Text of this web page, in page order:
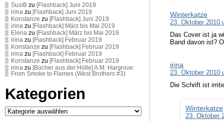
SusiB zu [Flashback] Juni 2019
irina zu [Flashback] Juni 2019
Konstanze zu [Flashback] Juni 2019
irina zu [Flashback] März bis Mai 2019
Elena zu [Flashback] März bis Mai 2019
irina zu [Flashback] Februar 2019
Konstanze zu [Flashback] Februar 2019
irina zu [Flashback] Februar 2019
Konstanze zu [Flashback] Februar 2019
irina zu [Bücher aus der Hölle] A.M. Hargrove:
From Smoke to Flames (West Brothers #3)
Kategorien
Kategorien
Winterkatze
23. Oktober 2010
Das Cover ist ja
Band davon ist?
irina
23. Oktober 2010
Die Schrift ist
Winterkatze
23. Oktober